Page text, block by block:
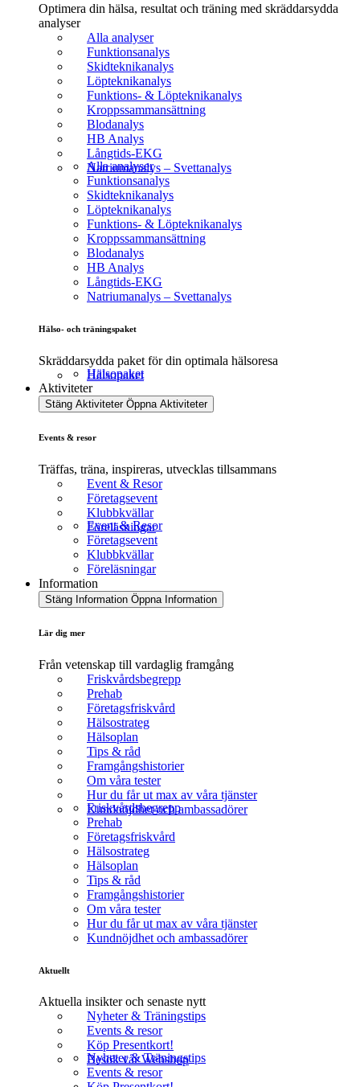
Optimera din hälsa, resultat och träning med skräddarsydda
analyser
Alla analyser
Funktionsanalys
Skidteknikanalys
Löpteknikanalys
Funktions- & Löpteknikanalys
Kroppssammansättning
Blodanalys
HB Analys
Långtids-EKG
Natriumanalys – Svettanalys
Alla analyser
Funktionsanalys
Skidteknikanalys
Löpteknikanalys
Funktions- & Löpteknikanalys
Kroppssammansättning
Blodanalys
HB Analys
Långtids-EKG
Natriumanalys – Svettanalys
Hälso- och träningspaket
Skräddarsydda paket för din optimala hälsoresa
Hälsopaket
Hälsopaket
Aktiviteter
Stäng Aktiviteter Öppna Aktiviteter
Events & resor
Träffas, träna, inspireras, utvecklas tillsammans
Event & Resor
Företagsevent
Klubbkvällar
Föreläsningar
Event & Resor
Företagsevent
Klubbkvällar
Föreläsningar
Information
Stäng Information Öppna Information
Lär dig mer
Från vetenskap till vardaglig framgång
Friskvårdsbegrepp
Prehab
Företagsfriskvård
Hälsostrateg
Hälsoplan
Tips & råd
Framgångshistorier
Om våra tester
Hur du får ut max av våra tjänster
Kundnöjdhet och ambassadörer
Friskvårdsbegrepp
Prehab
Företagsfriskvård
Hälsostrateg
Hälsoplan
Tips & råd
Framgångshistorier
Om våra tester
Hur du får ut max av våra tjänster
Kundnöjdhet och ambassadörer
Aktuellt
Aktuella insikter och senaste nytt
Nyheter & Träningstips
Events & resor
Köp Presentkort!
Besök vår Webshop
Nyheter & Träningstips
Events & resor